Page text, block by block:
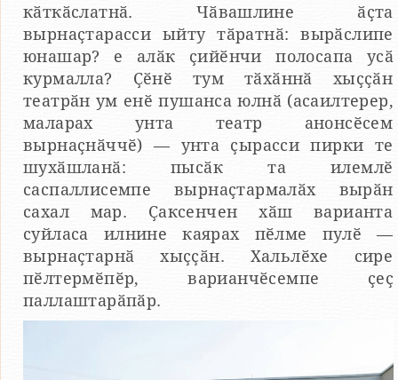
кӑткӑслатнӑ. Чӑвашлине ӑҫта
вырнаҫтарасси ыйту тӑратнӑ: вырӑслипе
юнашар? е алӑк ҫийӗнчи полосапа усӑ
курмалла? Ҫӗнӗ тум тӑхӑннӑ хыҫҫӑн
театрӑн ум енӗ пушанса юлнӑ (асаилтерер,
маларах унта театр анонсӗсем
вырнаҫнӑччӗ) — унта ҫырасси пирки те
шухӑшланӑ: пысӑк та илемлӗ
саспаллисемпе вырнаҫтармалӑх вырӑн
сахал мар. Ҫаксенчен хӑш варианта
суйласа илнине каярах пӗлме пулӗ —
вырнаҫтарнӑ хыҫҫӑн. Хальлӗхе сире
пӗлтермӗпӗр, варианчӗсемпе ҫеҫ
паллаштарӑпӑр.